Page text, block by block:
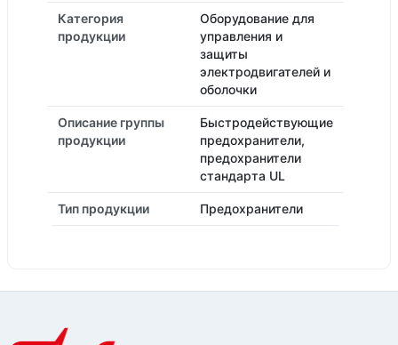
Категория
продукции
Оборудование для
управления и
защиты
электродвигателей и
оболочки
Описание группы
продукции
Быстродействующие
предохранители,
предохранители
стандарта UL
Тип продукции Предохранители